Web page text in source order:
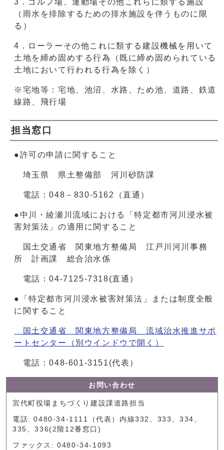
3．ゴルフ場、運動場その他これらに類する施設
（雨水を排除するための排水施設を伴うものに限
る）
4．ローラーその他これに類する建設機械を用いて
土地を締め固めする行為（既に締め固められている
土地において行われる行為を除く）
※宅地等：宅地、池沼、水路、ため池、道路、鉄道
線路、飛行場
担当窓口
●許可の申請に関すること
埼玉県 県土整備部 河川砂防課
電話：048－830-5162（直通）
●中川・綾瀬川流域における「特定都市河川浸水被
害対策法」の適用に関すること
国土交通省 関東地方整備局 江戸川河川事務
所 計画課 総合治水係
電話：04-7125-7318(直通）
●「特定都市河川浸水被害対策法」または制度全般
に関すること
国土交通省 関東地方整備局 流域治水推進サポ
ートセンター
（別ウインドウで開く）
電話：048-601-3151(代表）
お問い合わせ
宮代町役場まちづくり建設課道路担当
電話: 0480-34-1111（代表）内線332、333、334、
335、336(2階12番窓口)
ファックス: 0480-34-1093